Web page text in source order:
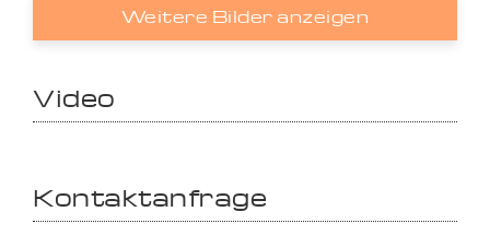
Weitere Bilder anzeigen
Video
Kontaktanfrage